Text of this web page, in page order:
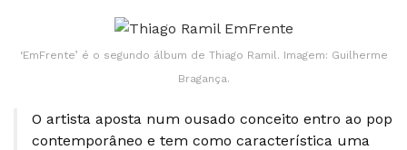
‘EmFrente’ é o segundo álbum de Thiago Ramil. Imagem: Guilherme
Bragança.
O artista aposta num ousado conceito entro ao pop
contemporâneo e tem como característica uma